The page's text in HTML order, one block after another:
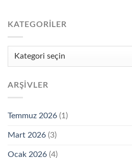
KATEGORILER
Kategoriler
ARŞIVLER
Temmuz 2026 (1)
Mart 2026 (3)
Ocak 2026 (4)